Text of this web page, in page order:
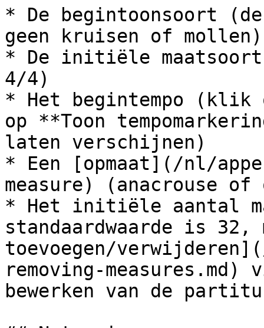
* De begintoonsoort
geen kruisen of mollen)
* De initiële maatsoort
4/4)
* Het begintempo (klik
op **Toon
laten verschijnen)
* Een [opmaat](/nl/
measure) (anacrouse
* Het initiële aantal
standaardwaarde is
toevoegen/
removing-
bewerken van de